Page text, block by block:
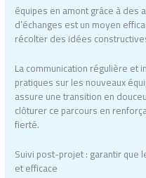
équipes en amont grâce à
d’échanges est un moyen
récolter des idées
La communication régulière et
pratiques sur les nouveaux
assure une transition en
clôturer ce parcours en
fierté.
Suivi post-projet : garantir que
et efficace